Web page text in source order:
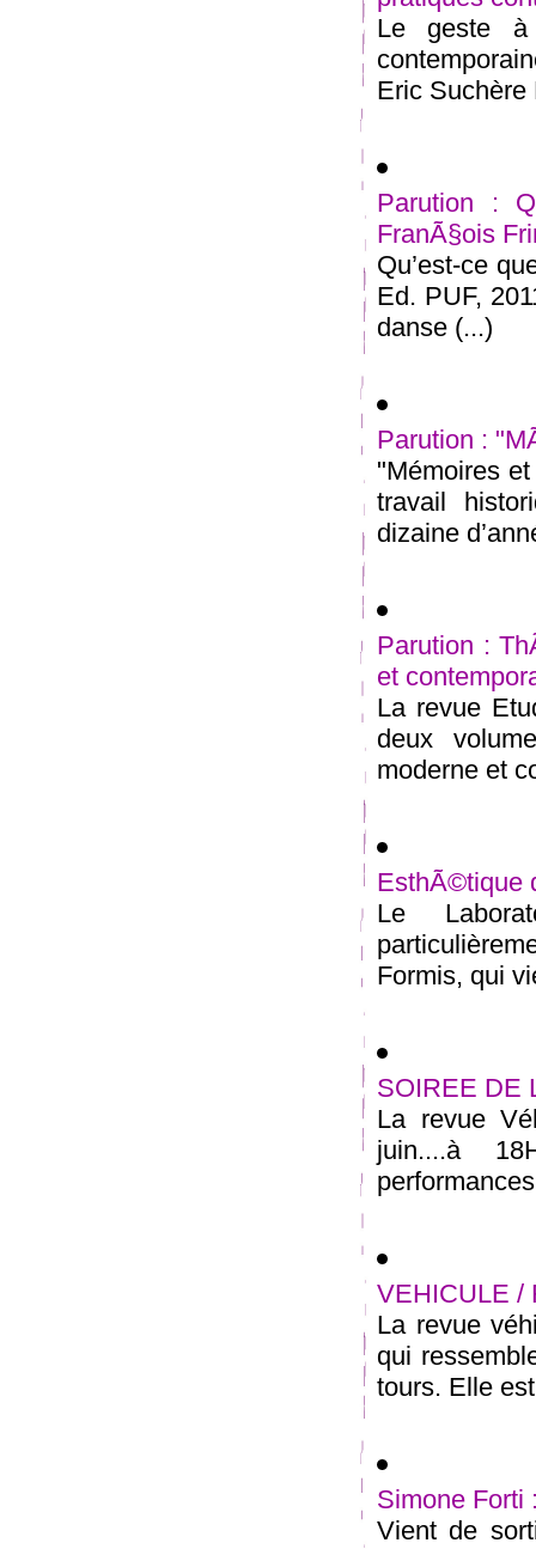
Le geste à
Eric Suchère
Parution :
FranÃ§ois
Qu’est-ce
Ed. PUF,
danse (...)
Parution :
"Mémoires
travail
dizaine
Parution :
et
La revue
deux
moderne et
EsthÃ©tique
Le
Formis, qui
SOIREE DE
La revue
juin....à
VEHICULE /
La revue
qui
tours. Elle
Simone Forti
Vient de